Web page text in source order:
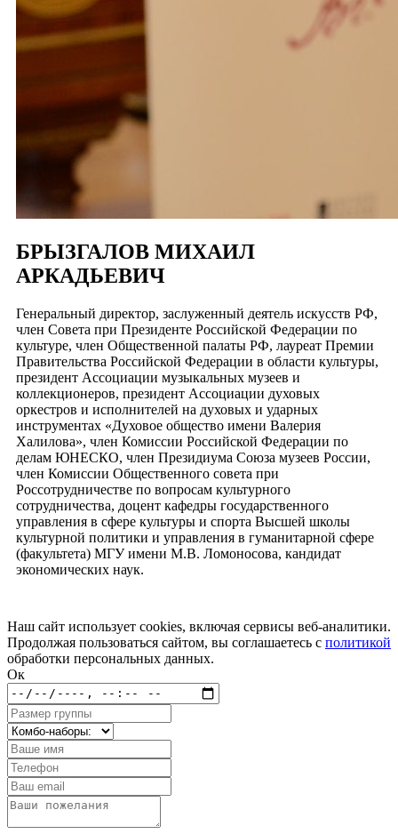
БРЫЗГАЛОВ МИХАИЛ
АРКАДЬЕВИЧ
Генеральный директор, заслуженный деятель искусств РФ,
член Совета при Президенте Российской Федерации по
культуре, член Общественной палаты РФ, лауреат Премии
Правительства Российской Федерации в области культуры,
президент Ассоциации музыкальных музеев и
коллекционеров, президент Ассоциации духовых
оркестров и исполнителей на духовых и ударных
инструментах «Духовое общество имени Валерия
Халилова», член Комиссии Российской Федерации по
делам ЮНЕСКО, член Президиума Союза музеев России,
член Комиссии Общественного совета при
Россотрудничестве по вопросам культурного
сотрудничества, доцент кафедры государственного
управления в сфере культуры и спорта Высшей школы
культурной политики и управления в гуманитарной сфере
(факультета) МГУ имени М.В. Ломоносова, кандидат
экономических наук.
Наш сайт использует cookies, включая сервисы веб-аналитики.
Продолжая пользоваться сайтом, вы соглашаетесь с политикой
обработки персональных данных.
Ок